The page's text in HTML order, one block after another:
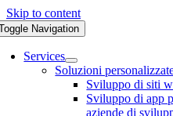
Skip to content
Navigation
Services
Soluzioni
Sviluppo di siti
Sviluppo di app
aziende di